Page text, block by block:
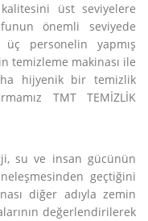
üst seviyelere
önemli seviyede
üç personelin yapmış
temizleme makinası ile
hijyenik bir temizlik
TMT TEMİZLİK
su ve insan gücünün
geçtiğini
diğer adıyla zemin
değerlendirilerek